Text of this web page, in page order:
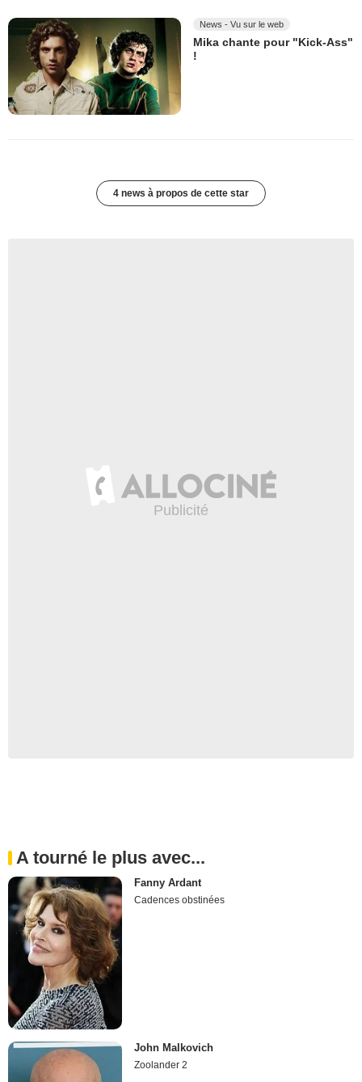
News - Vu sur le web
Mika chante pour "Kick-Ass"
!
4 news à propos de cette star
A tourné le plus avec...
Fanny Ardant
Cadences obstinées
John Malkovich
Zoolander 2